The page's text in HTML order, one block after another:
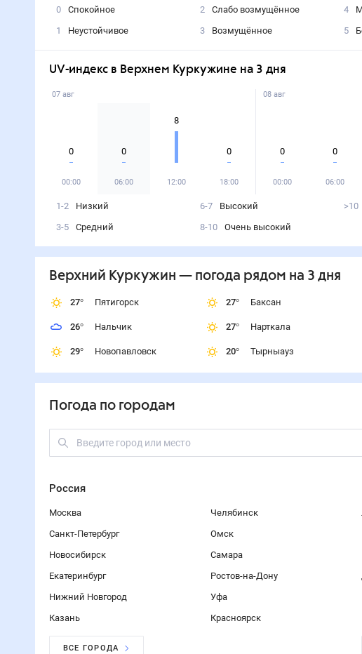
0
Спокойное
1
Неустойчивое
2
Слабо возмущённое
3
Возмущённое
4
5
UV-индекс в Верхнем Куркужине на 3 дня
07 авг
0
00:00
0
06:00
8
12:00
0
18:00
08 авг
0
00:00
0
06:00
1-2
Низкий
3-5
Средний
6-7
Высокий
8-10
Очень высокий
>10
Верхний Куркужин — погода рядом на 3 дня
27° Пятигорск
26° Нальчик
29° Новопавловск
27° Баксан
27° Нарткала
20° Тырныауз
Погода по городам
Россия
Москва
Санкт-Петербург
Новосибирск
Екатеринбург
Нижний Новгород
Казань
Челябинск
Омск
Самара
Ростов-на-Дону
Уфа
Красноярск
ВСЕ ГОРОДА